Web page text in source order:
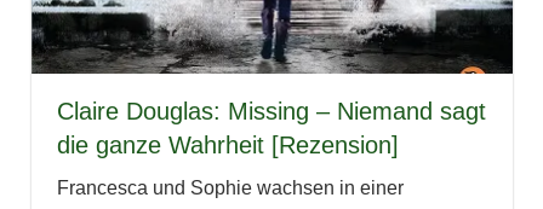
Claire Douglas: Missing – Niemand sagt
die ganze Wahrheit [Rezension]
Francesca und Sophie wachsen in einer